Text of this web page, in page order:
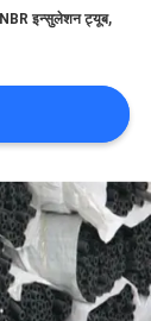
NBR इन्सुलेशन ट्यूब,